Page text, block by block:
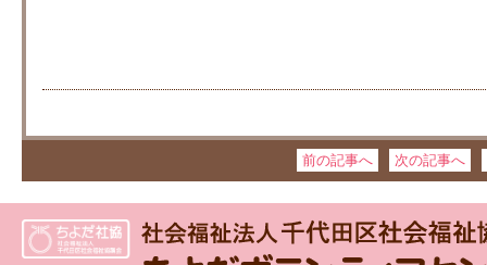
前の記事へ 次の記事へ